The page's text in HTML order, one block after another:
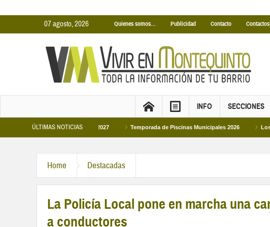
07 agosto, 2026 Quienes somos… Publicidad Contacto
INFO SECCIONES
ÚLTIMAS NOTICIAS
temporada 2026-2027 Temporada de Piscinas Municipales 2026 Los Campus
Home Destacadas
La Policía Local pone en marcha una
a conductores